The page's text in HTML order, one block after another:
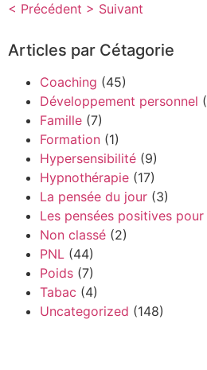
< Précédent > Suivant
Articles par Cétagorie
Coaching (45)
Développement personnel
Famille (7)
Formation (1)
Hypersensibilité (9)
Hypnothérapie (17)
La pensée du jour (3)
Les pensées positives
Non classé (2)
PNL (44)
Poids (7)
Tabac (4)
Uncategorized (148)